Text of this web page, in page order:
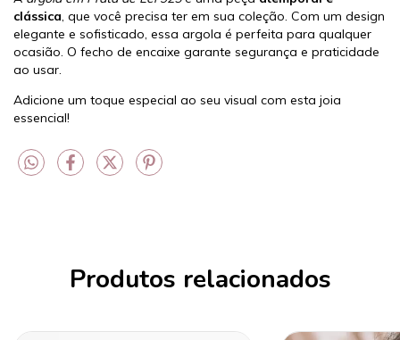
clássica, que você precisa ter em sua coleção. Com um design
elegante e sofisticado, essa argola é perfeita para qualquer
ocasião. O fecho de encaixe garante segurança e praticidade
ao usar.
Adicione um toque especial ao seu visual com esta joia
essencial!
Produtos relacionados